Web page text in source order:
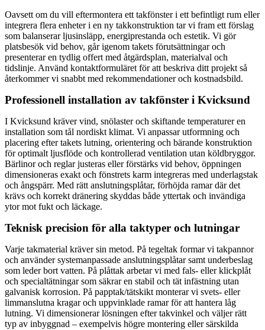
Oavsett om du vill eftermontera ett takfönster i ett befintligt rum eller
integrera flera enheter i en ny takkonstruktion tar vi fram ett förslag
som balanserar ljusinsläpp, energiprestanda och estetik. Vi gör
platsbesök vid behov, går igenom takets förutsättningar och
presenterar en tydlig offert med åtgärdsplan, materialval och
tidslinje. Använd kontaktformuläret för att beskriva ditt projekt så
återkommer vi snabbt med rekommendationer och kostnadsbild.
Professionell installation av takfönster i Kvicksund
I Kvicksund kräver vind, snölaster och skiftande temperaturer en
installation som tål nordiskt klimat. Vi anpassar utformning och
placering efter takets lutning, orientering och bärande konstruktion
för optimalt ljusflöde och kontrollerad ventilation utan köldbryggor.
Bärlinor och reglar justeras eller förstärks vid behov, öppningen
dimensioneras exakt och fönstrets karm integreras med underlagstak
och ångspärr. Med rätt anslutningsplåtar, förhöjda ramar där det
krävs och korrekt dränering skyddas både yttertak och invändiga
ytor mot fukt och läckage.
Teknisk precision för alla taktyper och lutningar
Varje takmaterial kräver sin metod. På tegeltak formar vi takpannor
och använder systemanpassade anslutningsplåtar samt underbeslag
som leder bort vatten. På plåttak arbetar vi med fals- eller klickplåt
och specialtätningar som säkrar en stabil och tät infästning utan
galvanisk korrosion. På papptak/tätskikt monterar vi svets- eller
limmanslutna kragar och uppvinklade ramar för att hantera låg
lutning. Vi dimensionerar lösningen efter takvinkel och väljer rätt
typ av inbyggnad – exempelvis högre montering eller särskilda